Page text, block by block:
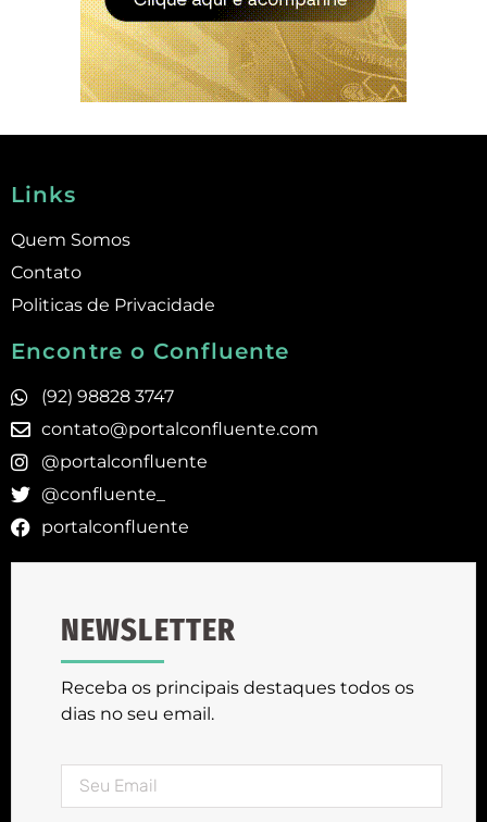
Links
Quem Somos
Contato
Politicas de Privacidade
Encontre o Confluente
(92) 98828 3747
contato@portalconfluente.com
@portalconfluente
@confluente_
portalconfluente
NEWSLETTER
Receba os principais destaques todos os
dias no seu email.